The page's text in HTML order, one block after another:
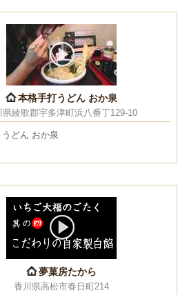
本格手打うどん おか泉
県綾歌郡宇多津町浜八番丁129-10
うどん おか泉
夢菓房たから
香川県高松市春日町214